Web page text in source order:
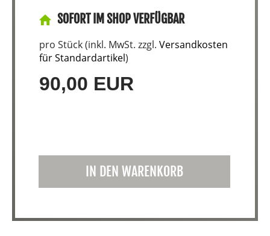
SOFORT IM SHOP VERFÜGBAR
pro Stück (inkl. MwSt. zzgl. Versandkosten
für Standardartikel)
90,00 EUR
IN DEN WARENKORB